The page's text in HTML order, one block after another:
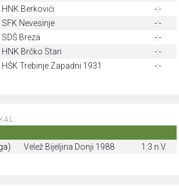
HNK Berkovići
-:-
SFK Nevesinje
-:-
SDŠ Breza
-:-
HNK Brčko Stari
-:-
HŠK Trebinje Zapadni 1931 -:-
Velež Bijeljina Donji 1988 1:3 n.V.